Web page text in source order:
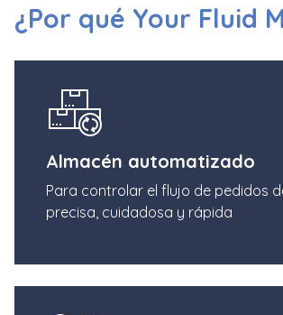
¿Por qué Your Fluid
Almacén automatizado
Para controlar el flujo de pedidos
precisa, cuidadosa y rápida